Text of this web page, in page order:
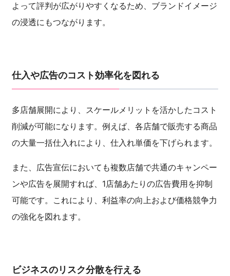
よって評判が広がりやすくなるため、ブランドイメージ
の浸透にもつながります。
仕入や広告のコスト効率化を図れる
多店舗展開により、スケールメリットを活かしたコスト
削減が可能になります。例えば、各店舗で販売する商品
の大量一括仕入れにより、仕入れ単価を下げられます。
また、広告宣伝においても複数店舗で共通のキャンペー
ンや広告を展開すれば、1店舗あたりの広告費用を抑制
可能です。これにより、利益率の向上および価格競争力
の強化を図れます。
ビジネスのリスク分散を行える